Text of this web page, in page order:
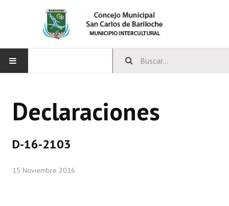
CONCEJO
Declaraciones
D-16-2103
15 Noviembre 2016